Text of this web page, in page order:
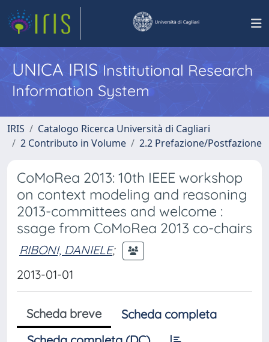
UNICA IRISInstitutional Research
Information System
IRIS
Catalogo Ricerca Università di Cagliari
2 Contributo in Volume
2.2 Prefazione/Postfazione
CoMoRea 2013: 10th IEEE workshop
on context modeling and reasoning
2013-committees and welcome :
ssage from CoMoRea 2013 co-chairs
RIBONI, DANIELE;
2013-01-01
Scheda breve
Scheda completa